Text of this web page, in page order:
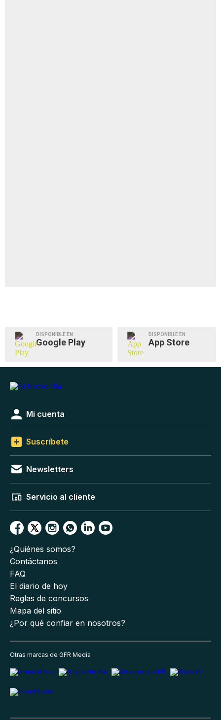
DISPONIBLE EN
Google Play
DISPONIBLE EN
App Store
Mi cuenta
Suscríbete
Newsletters
Servicio al cliente
¿Quiénes somos?
Contáctanos
FAQ
El diario de hoy
Reglas de concursos
Mapa del sitio
¿Por qué confiar en nosotros?
Otras marcas de GFR Media